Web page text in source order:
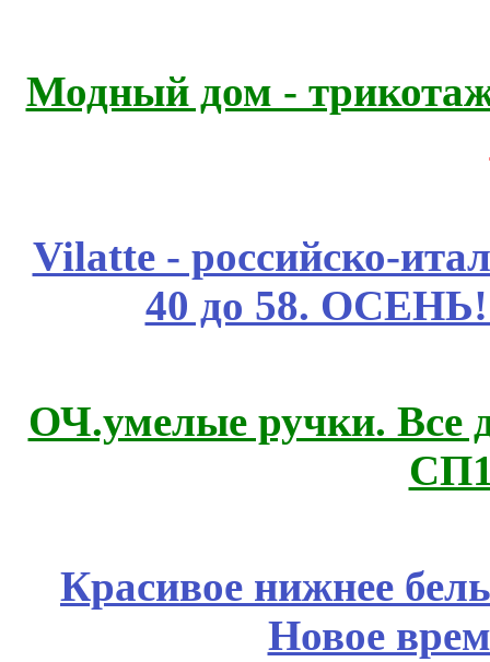
Модный дом -
Vilatte - российско-
40 до 58.
ОЧ.умелые ручки. Все
Красивое нижнее
Новое